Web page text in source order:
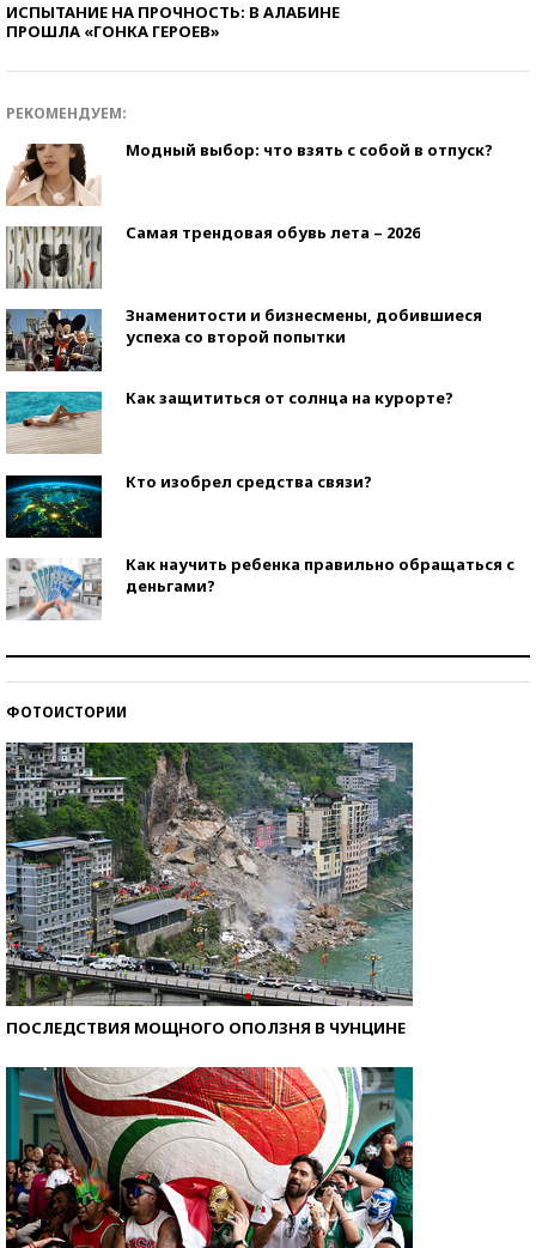
ИСПЫТАНИЕ НА ПРОЧНОСТЬ: В АЛАБИНЕ
ПРОШЛА «ГОНКА ГЕРОЕВ»
РЕКОМЕНДУЕМ:
Модный выбор: что взять с собой в отпуск?
Самая трендовая обувь лета – 2026
Знаменитости и бизнесмены, добившиеся
успеха со второй попытки
Как защититься от солнца на курорте?
Кто изобрел средства связи?
Как научить ребенка правильно обращаться с
деньгами?
ФОТОИСТОРИИ
ПОСЛЕДСТВИЯ МОЩНОГО ОПОЛЗНЯ В ЧУНЦИНЕ